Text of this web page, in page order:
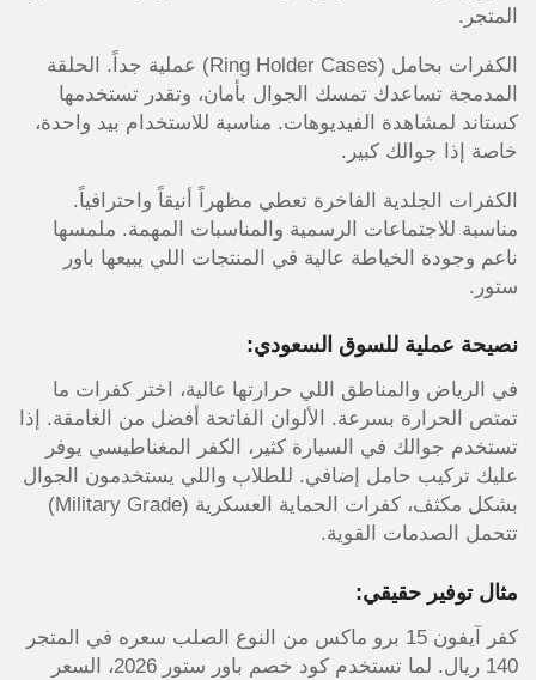
المتجر.
الكفرات بحامل (Ring Holder Cases) عملية جداً. الحلقة
المدمجة تساعدك تمسك الجوال بأمان، وتقدر تستخدمها
كستاند لمشاهدة الفيديوهات. مناسبة للاستخدام بيد واحدة،
خاصة إذا جوالك كبير.
الكفرات الجلدية الفاخرة تعطي مظهراً أنيقاً واحترافياً.
مناسبة للاجتماعات الرسمية والمناسبات المهمة. ملمسها
ناعم وجودة الخياطة عالية في المنتجات اللي يبيعها باور
ستور.
نصيحة عملية للسوق السعودي:
في الرياض والمناطق اللي حرارتها عالية، اختر كفرات ما
تمتص الحرارة بسرعة. الألوان الفاتحة أفضل من الغامقة. إذا
تستخدم جوالك في السيارة كثير، الكفر المغناطيسي يوفر
عليك تركيب حامل إضافي. للطلاب واللي يستخدمون الجوال
بشكل مكثف، كفرات الحماية العسكرية (Military Grade)
تتحمل الصدمات القوية.
مثال توفير حقيقي:
كفر آيفون 15 برو ماكس من النوع الصلب سعره في المتجر
140 ريال. لما تستخدم كود خصم باور ستور 2026، السعر